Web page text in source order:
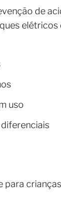
de
elétricos
uso